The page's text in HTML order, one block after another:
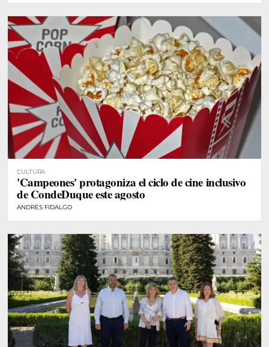
CULTURA
'Campeones' protagoniza el ciclo de cine inclusivo
de CondeDuque este agosto
ANDRÉS FIDALGO